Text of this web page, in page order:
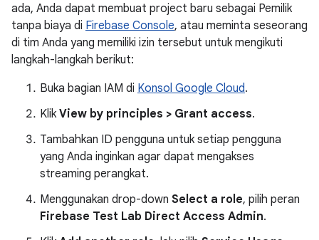
ada, Anda dapat membuat project baru sebagai Pemilik
tanpa biaya di Firebase Console, atau meminta seseorang
di tim Anda yang memiliki izin tersebut untuk mengikuti
langkah-langkah berikut:
Buka bagian IAM di Konsol Google Cloud.
Klik View by principles > Grant access.
Tambahkan ID pengguna untuk setiap pengguna
yang Anda inginkan agar dapat mengakses
streaming perangkat.
Menggunakan drop-down Select a role, pilih peran
Firebase Test Lab Direct Access Admin.